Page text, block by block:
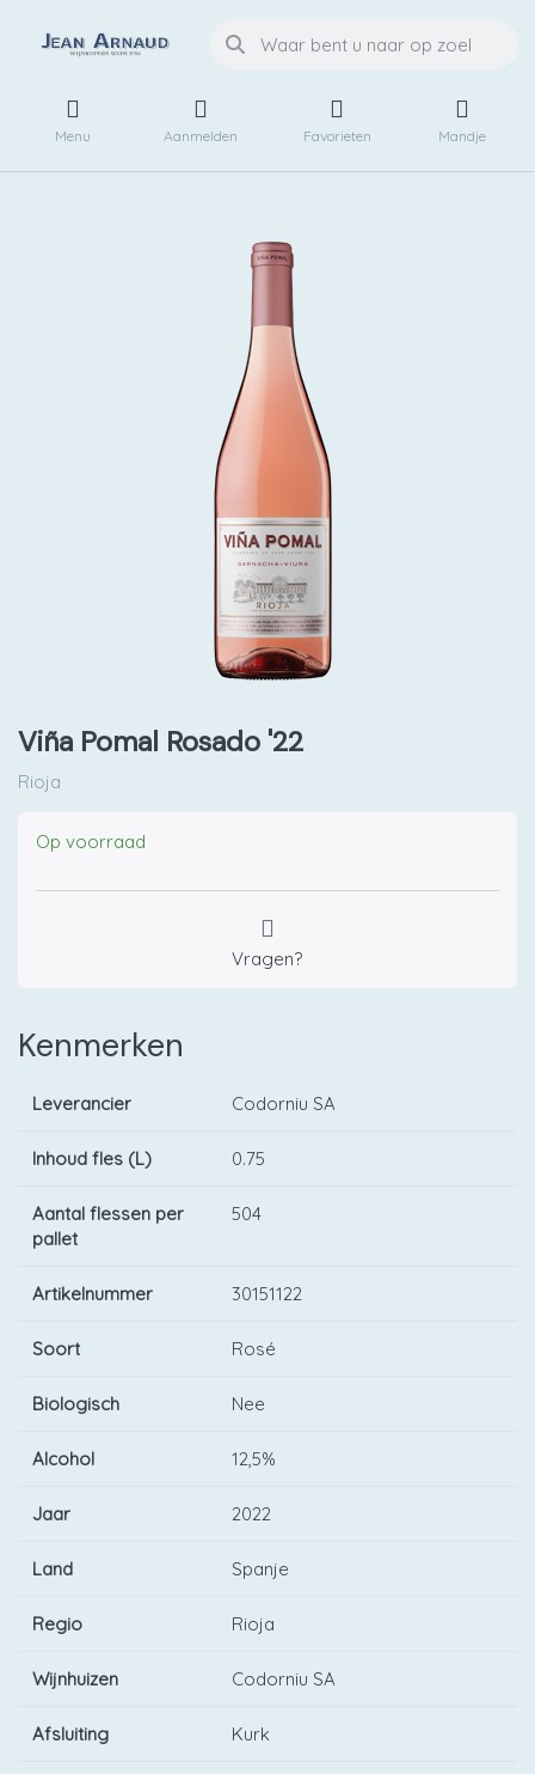
Menu Aanmelden Favorieten Mandje
Viña Pomal Rosado '22
Rioja
Op voorraad
Vragen?
Kenmerken
Leverancier Codorniu SA
Inhoud fles (L) 0.75
Aantal flessen per
pallet
504
Artikelnummer 30151122
Soort Rosé
Biologisch Nee
Alcohol 12,5%
Jaar 2022
Land Spanje
Regio Rioja
Wijnhuizen Codorniu SA
Afsluiting Kurk